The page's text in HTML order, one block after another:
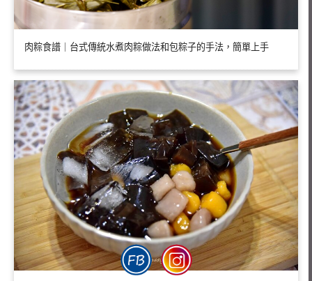
肉粽食譜｜台式傳統水煮肉粽做法和包粽子的手法，簡單上手